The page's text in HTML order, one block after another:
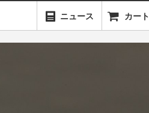
ニュース カート